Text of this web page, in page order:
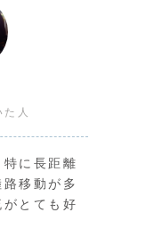
人
に長距離
移動が多
とても好